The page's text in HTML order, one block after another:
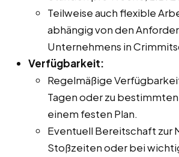
Teilweise auch flexible
abhängig von den
Unternehmens in
Verfügbarkeit:
Regelmäßige
Tagen oder zu
einem festen Plan.
Eventuell Bereitschaft zur
Stoßzeiten oder bei